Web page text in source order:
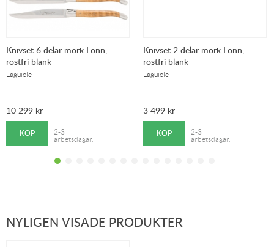
Knivset 6 delar mörk Lönn,
rostfri blank
Laguiole
10 299 kr
KÖP
2-3
arbetsdagar.
Knivset 2 delar mörk Lönn,
rostfri blank
Laguiole
3 499 kr
KÖP
2-3
arbetsdagar.
NYLIGEN VISADE PRODUKTER